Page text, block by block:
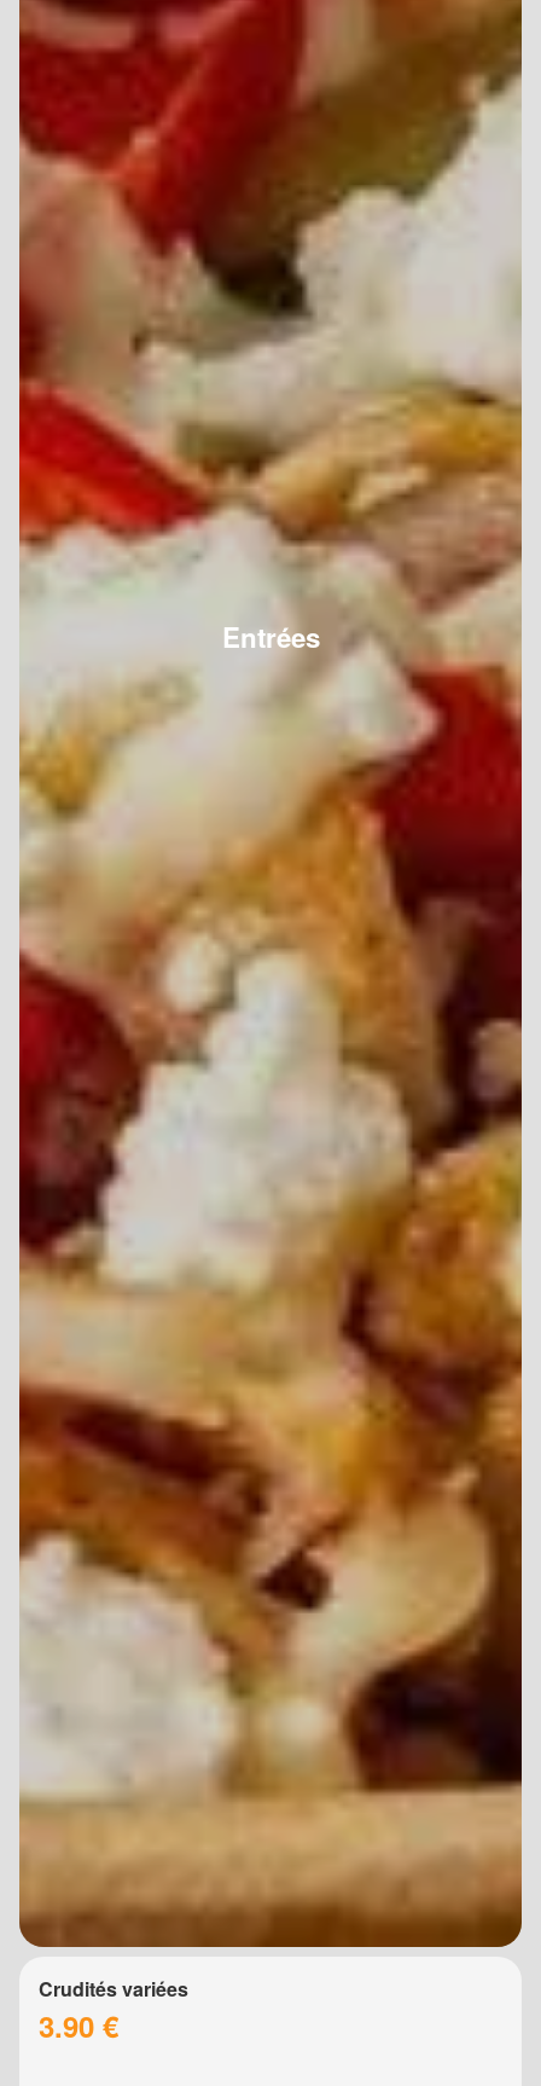
Entrées
Crudités variées
3.90 €